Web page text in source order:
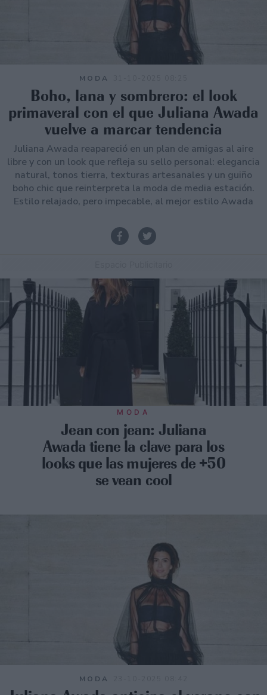
MODA
Boho, lana y sombrero: el look
primaveral con el que Juliana Awada
vuelve a marcar tendencia
Juliana Awada reapareció en un plan de amigas al aire
libre y con un look que refleja su sello personal: elegancia
natural, tonos tierra, texturas artesanales y un guiño
boho chic que reinterpreta la moda de media estación.
Estilo relajado, pero impecable, al mejor estilo Awada
MODA
Jean con jean: Juliana
Awada tiene la clave para los
looks que las mujeres de +50
se vean cool
MODA